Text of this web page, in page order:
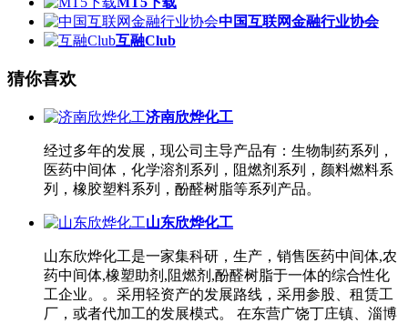
中国互联网金融行业协会
互融Club
猜你喜欢
济南欣烨化工
经过多年的发展，现公司主导产品有：生物制药系列，
医药中间体，化学溶剂系列，阻燃剂系列，颜料燃料系
列，橡胶塑料系列，酚醛树脂等系列产品。
山东欣烨化工
山东欣烨化工是一家集科研，生产，销售医药中间体,农
药中间体,橡塑助剂,阻燃剂,酚醛树脂于一体的综合性化
工企业。。采用轻资产的发展路线，采用参股、租赁工
厂，或者代加工的发展模式。 在东营广饶丁庄镇、淄博